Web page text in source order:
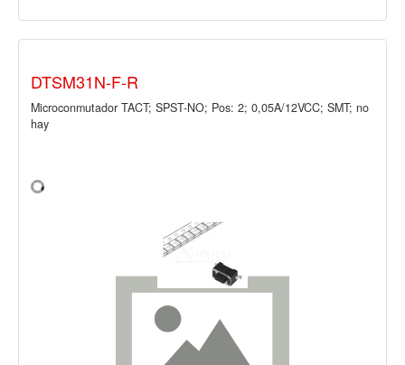
DTSM31N-F-R
Microconmutador TACT; SPST-NO; Pos: 2; 0,05A/12VCC; SMT; no
hay